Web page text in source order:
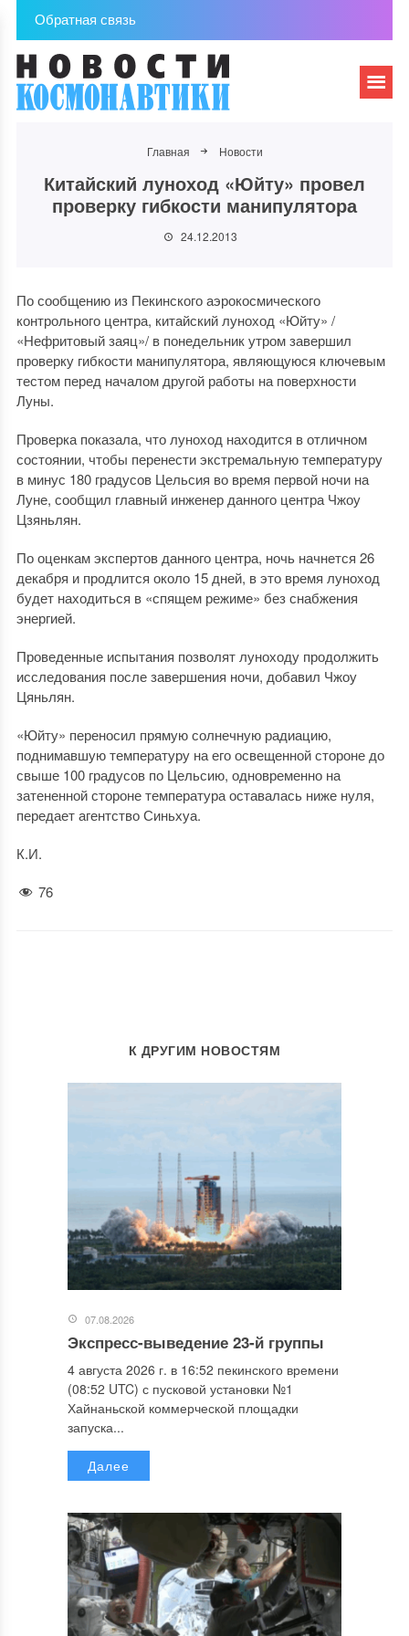
Обратная связь
Главная Новости
Китайский луноход «Юйту» провел
проверку гибкости манипулятора
24.12.2013
По сообщению из Пекинского аэрокосмического
контрольного центра, китайский луноход «Юйту» /
«Нефритовый заяц»/ в понедельник утром завершил
проверку гибкости манипулятора, являющуюся ключевым
тестом перед началом другой работы на поверхности
Луны.
Проверка показала, что луноход находится в отличном
состоянии, чтобы перенести экстремальную температуру
в минус 180 градусов Цельсия во время первой ночи на
Луне, сообщил главный инженер данного центра Чжоу
Цзяньлян.
По оценкам экспертов данного центра, ночь начнется 26
декабря и продлится около 15 дней, в это время луноход
будет находиться в «спящем режиме» без снабжения
энергией.
Проведенные испытания позволят луноходу продолжить
исследования после завершения ночи, добавил Чжоу
Цяньлян.
«Юйту» переносил прямую солнечную радиацию,
поднимавшую температуру на его освещенной стороне до
свыше 100 градусов по Цельсию, одновременно на
затененной стороне температура оставалась ниже нуля,
передает агентство Синьхуа.
К.И.
76
К ДРУГИМ НОВОСТЯМ
07.08.2026
Экспресс-выведение 23-й группы
4 августа 2026 г. в 16:52 пекинского времени
(08:52 UTC) с пусковой установки №1
Хайнаньской коммерческой площадки
запуска...
Далее